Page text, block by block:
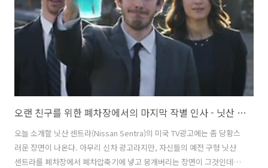
기는건 아닐텐데, 할아버지가 070 인터넷 전화를 쓰시나;; 겨울 폭풍과
폭..
오랜 친구를 위한 폐차장에서의 마지막 작별 인사 - 닛산 센트라(Nissan Sentra)의 TV광고, '일깨움(Wake)'편 [한글자막]
오늘 소개할 닛산 센트라(Nissan Sentra)의 미국 TV광고에는 좀 당황스
러운 장면이 나온다. 아무리 신차 광고라지만, 자신들의 예전 구형 닛산
센트라를 폐차장에서 폐차압축기에 넣고 뭉개버리는 장면이 그것인데,